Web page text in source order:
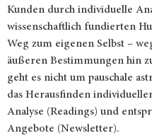
Kunden durch individuelle
wissenschaftlich fundierten
Weg zum eigenen Selbst –
äußeren Bestimmungen hin
geht es nicht um pauschale
das Herausfinden
Analyse (Readings) und
Angebote (Newsletter).